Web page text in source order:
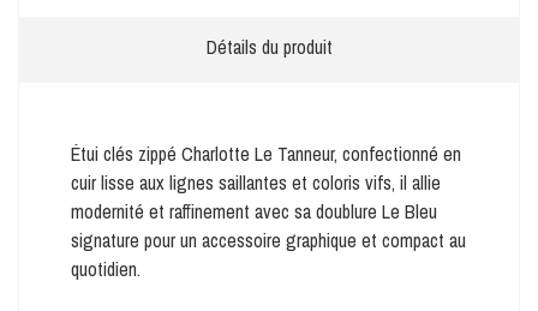
Détails du produit
Étui clés zippé Charlotte Le Tanneur, confectionné en
cuir lisse aux lignes saillantes et coloris vifs, il allie
modernité et raffinement avec sa doublure Le Bleu
signature pour un accessoire graphique et compact au
quotidien.